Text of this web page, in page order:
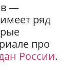
—
ряд
про
России.